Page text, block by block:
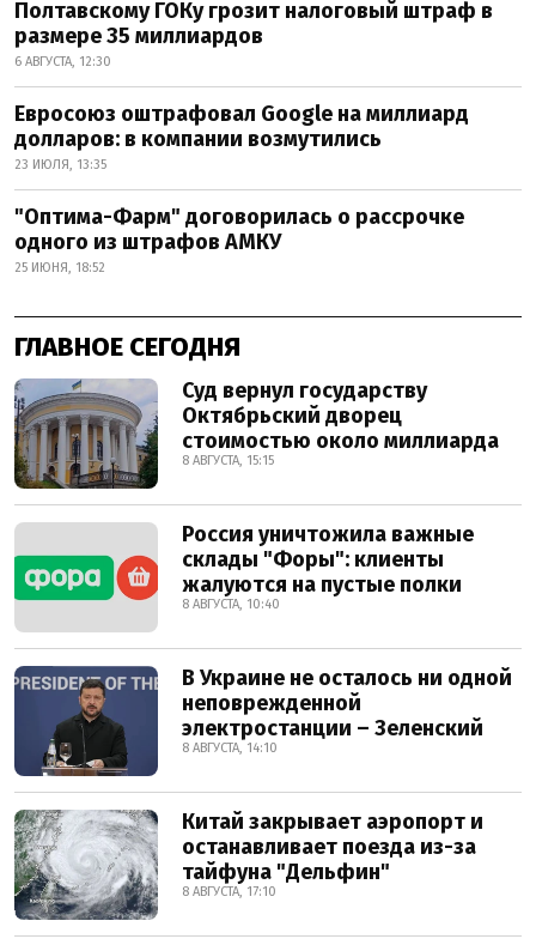
Полтавскому ГОКу грозит налоговый штраф в
размере 35 миллиардов
6 АВГУСТА, 12:30
Евросоюз оштрафовал Google на миллиард
долларов: в компании возмутились
23 ИЮЛЯ, 13:35
"Оптима-Фарм" договорилась о рассрочке
одного из штрафов АМКУ
25 ИЮНЯ, 18:52
ГЛАВНОЕ СЕГОДНЯ
Суд вернул государству
Октябрьский дворец
стоимостью около миллиарда
8 АВГУСТА, 15:15
Россия уничтожила важные
склады "Форы": клиенты
жалуются на пустые полки
8 АВГУСТА, 10:40
В Украине не осталось ни одной
неповрежденной
электростанции – Зеленский
8 АВГУСТА, 14:10
Китай закрывает аэропорт и
останавливает поезда из-за
тайфуна "Дельфин"
8 АВГУСТА, 17:10